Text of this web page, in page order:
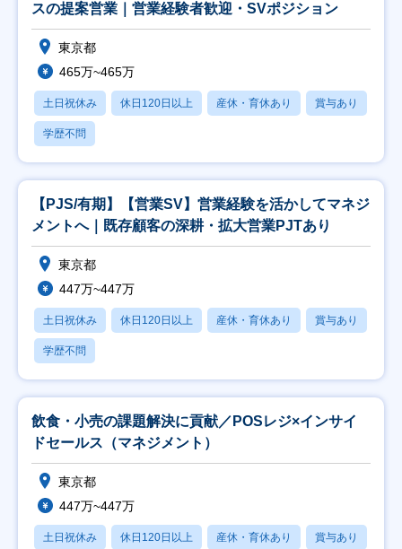
スの提案営業｜営業経験者歓迎・SVポジション
東京都
465万~465万
土日祝休み 休日120日以上 産休・育休あり 賞与あり
学歴不問
【PJS/有期】【営業SV】営業経験を活かしてマネジ
メントへ｜既存顧客の深耕・拡大営業PJTあり
東京都
447万~447万
土日祝休み 休日120日以上 産休・育休あり 賞与あり
学歴不問
飲食・小売の課題解決に貢献／POSレジ×インサイ
ドセールス（マネジメント）
東京都
447万~447万
土日祝休み 休日120日以上 産休・育休あり 賞与あり